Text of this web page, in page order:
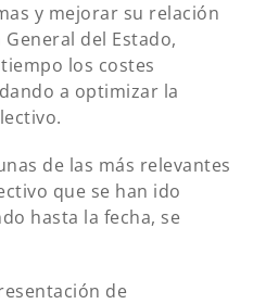
y mejorar su relación
del Estado,
los costes
a optimizar la
de las más relevantes
que se han ido
hasta la fecha, se
de